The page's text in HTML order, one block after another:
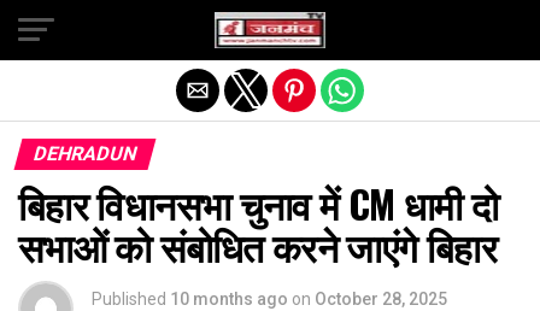
DEHRADUN
बिहार विधानसभा चुनाव में CM धामी दो
सभाओं को संबोधित करने जाएंगे बिहार
Published 10 months ago on October 28, 2025
Exit mobile version